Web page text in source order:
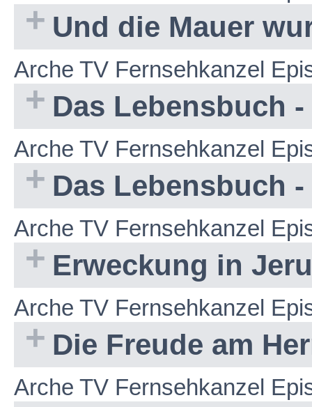
Und die Mauer
Arche TV Fernsehkanzel
Das Lebensbuch -
Arche TV Fernsehkanzel
Das Lebensbuch -
Arche TV Fernsehkanzel
Erweckung in
Arche TV Fernsehkanzel
Die Freude am
Arche TV Fernsehkanzel